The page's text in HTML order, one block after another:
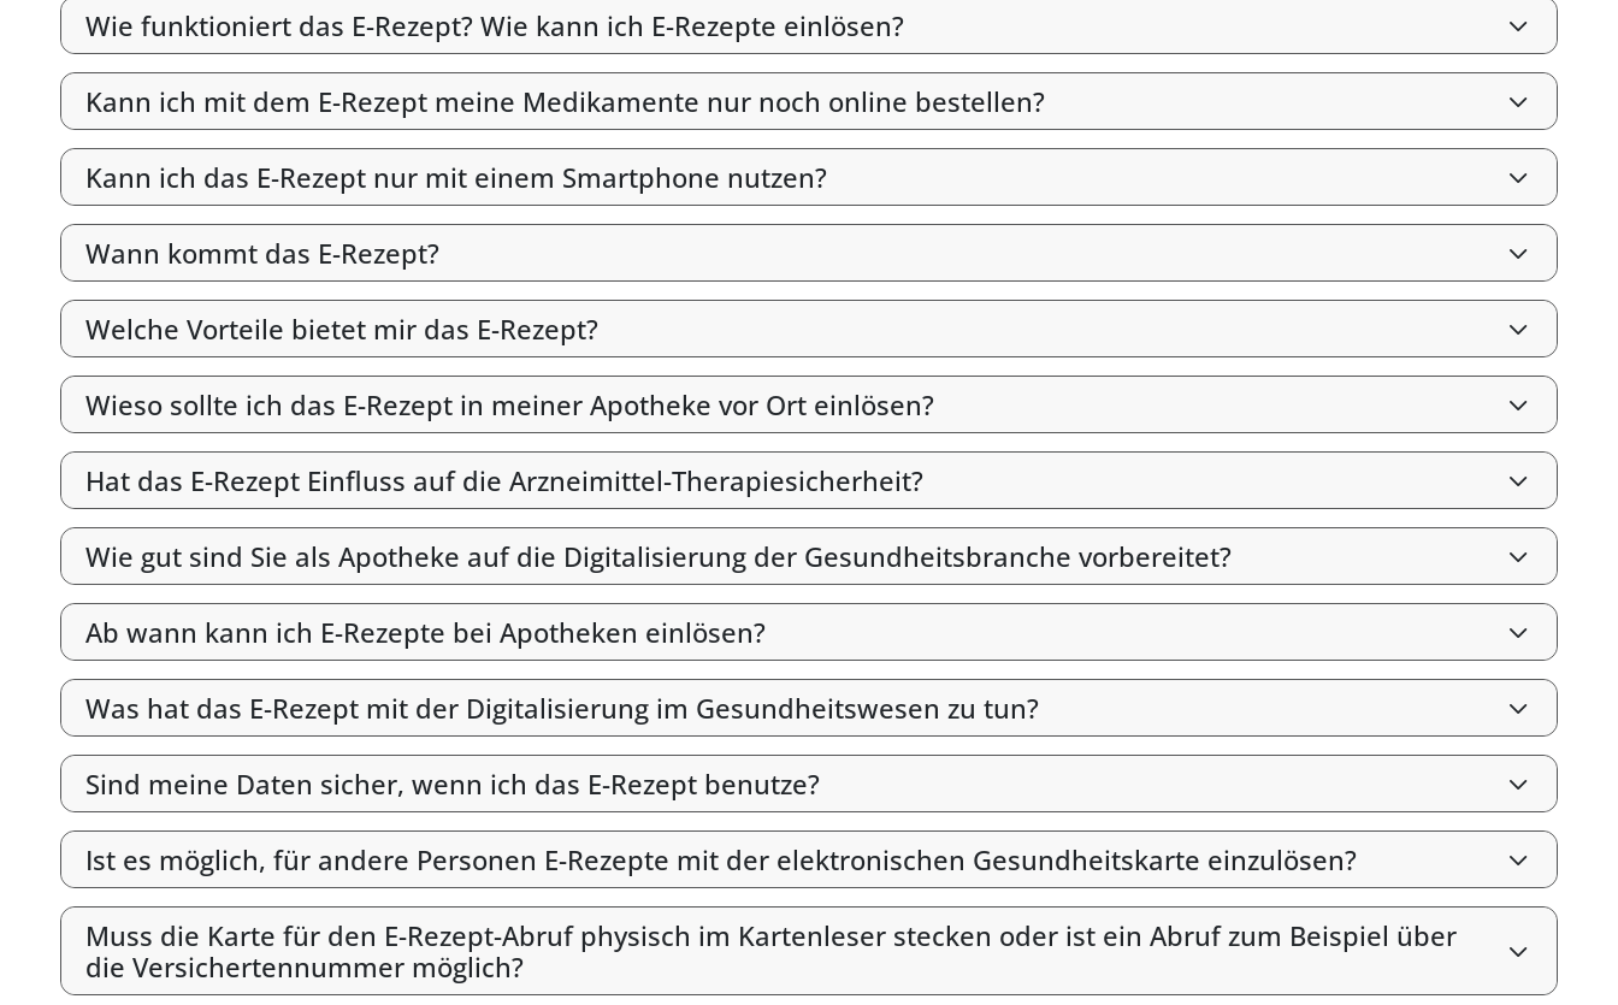
Wie funktioniert das E-Rezept? Wie kann ich E-Rezepte einlösen?
Kann ich mit dem E-Rezept meine Medikamente nur noch online bestellen?
Kann ich das E-Rezept nur mit einem Smartphone nutzen?
Wann kommt das E-Rezept?
Welche Vorteile bietet mir das E-Rezept?
Wieso sollte ich das E-Rezept in meiner Apotheke vor Ort einlösen?
Hat das E-Rezept Einfluss auf die Arzneimittel-Therapiesicherheit?
Wie gut sind Sie als Apotheke auf die Digitalisierung der Gesundheitsbranche vorbereitet?
Ab wann kann ich E-Rezepte bei Apotheken einlösen?
Was hat das E-Rezept mit der Digitalisierung im Gesundheitswesen zu tun?
Sind meine Daten sicher, wenn ich das E-Rezept benutze?
Ist es möglich, für andere Personen E-Rezepte mit der elektronischen Gesundheitskarte einzulösen?
Muss die Karte für den E-Rezept-Abruf physisch im Kartenleser stecken oder ist ein Abruf zum Beispiel über
die Versichertennummer möglich?